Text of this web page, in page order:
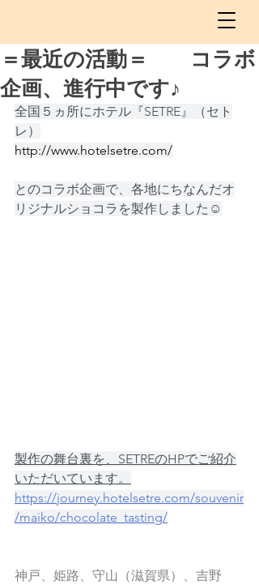
＝最近の活動＝ コラボ
企画、進行中です♪
全国５ヵ所にホテル『SETRE』（セト
レ）
http://www.hotelsetre.com/
とのコラボ企画で、各地にちなんだオ
リジナルショコラを製作しました☺️
製作の舞台裏を、SETREのHPでご紹介
いただいています。
https://journey.hotelsetre.com/souvenir
/maiko/chocolate_tasting/
神戸、姫路、守山（滋賀県）、吉野